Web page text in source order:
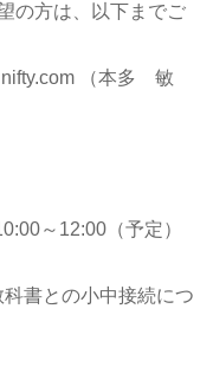
の方は、以下までご
（本多 敏
～12:00（予定）
書との小中接続につ